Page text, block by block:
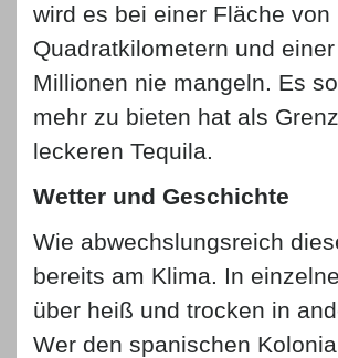
wird es bei einer Fläche
Quadratkilometern und
Millionen nie mangeln. Es
mehr zu bieten hat als
leckeren Tequila.
Wetter und Geschichte
Wie abwechslungsreich
bereits am Klima. In
über heiß und trocken in
Wer den spanischen